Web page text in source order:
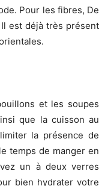
Pour les fibres, De
est déjà très présent
et les soupes
que la cuisson au
la présence de
temps de manger en
un à deux verres
bien hydrater votre